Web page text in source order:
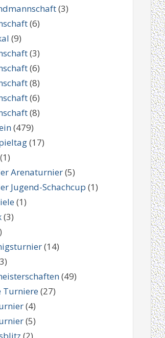
(3)
(6)
(9)
(3)
(6)
(8)
(6)
(8)
(479)
(17)
(1)
Arenaturnier(5)
Jugend-Schachcup (1)
(1)
(3)
(14)
(49)
Turniere(27)
(4)
(5)
(2)